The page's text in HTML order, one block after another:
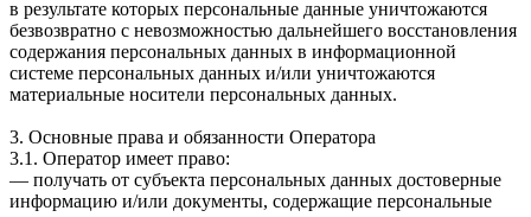
в результате которых персональные данные уничтожаются
безвозвратно с невозможностью дальнейшего восстановления
содержания персональных данных в информационной
системе персональных данных и/или уничтожаются
материальные носители персональных данных.
3. Основные права и обязанности Оператора
3.1. Оператор имеет право:
— получать от субъекта персональных данных достоверные
информацию и/или документы, содержащие персональные